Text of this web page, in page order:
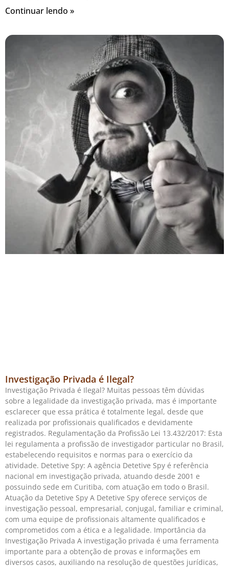
Continuar lendo »
Investigação Privada é Ilegal?
Investigação Privada é Ilegal? Muitas pessoas têm dúvidas
sobre a legalidade da investigação privada, mas é importante
esclarecer que essa prática é totalmente legal, desde que
realizada por profissionais qualificados e devidamente
registrados. Regulamentação da Profissão Lei 13.432/2017: Esta
lei regulamenta a profissão de investigador particular no Brasil,
estabelecendo requisitos e normas para o exercício da
atividade. Detetive Spy: A agência Detetive Spy é referência
nacional em investigação privada, atuando desde 2001 e
possuindo sede em Curitiba, com atuação em todo o Brasil.
Atuação da Detetive Spy A Detetive Spy oferece serviços de
investigação pessoal, empresarial, conjugal, familiar e criminal,
com uma equipe de profissionais altamente qualificados e
comprometidos com a ética e a legalidade. Importância da
Investigação Privada A investigação privada é uma ferramenta
importante para a obtenção de provas e informações em
diversos casos, auxiliando na resolução de questões jurídicas,